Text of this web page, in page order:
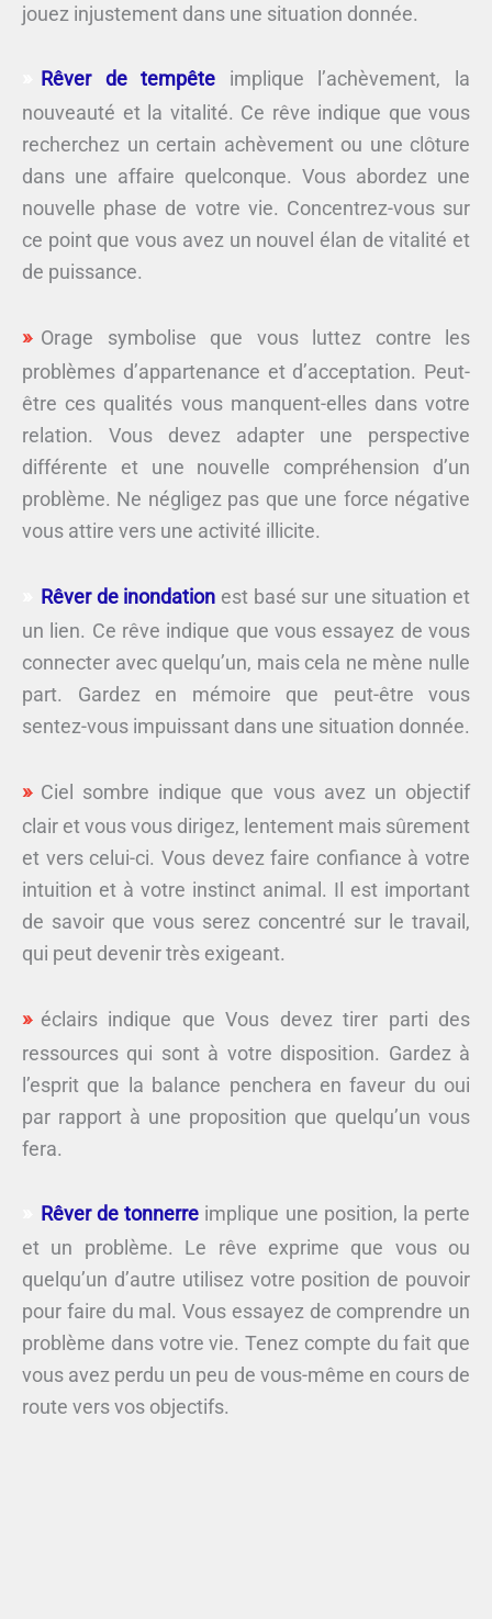
jouez injustement dans une situation donnée.
Rêver de tempête implique l’achèvement, la
nouveauté et la vitalité. Ce rêve indique que vous
recherchez un certain achèvement ou une clôture
dans une affaire quelconque. Vous abordez une
nouvelle phase de votre vie. Concentrez-vous sur
ce point que vous avez un nouvel élan de vitalité et
de puissance.
Orage symbolise que vous luttez contre les
problèmes d’appartenance et d’acceptation. Peut-
être ces qualités vous manquent-elles dans votre
relation. Vous devez adapter une perspective
différente et une nouvelle compréhension d’un
problème. Ne négligez pas que une force négative
vous attire vers une activité illicite.
Rêver de inondation est basé sur une situation et
un lien. Ce rêve indique que vous essayez de vous
connecter avec quelqu’un, mais cela ne mène nulle
part. Gardez en mémoire que peut-être vous
sentez-vous impuissant dans une situation donnée.
Ciel sombre indique que vous avez un objectif
clair et vous vous dirigez, lentement mais sûrement
et vers celui-ci. Vous devez faire confiance à votre
intuition et à votre instinct animal. Il est important
de savoir que vous serez concentré sur le travail,
qui peut devenir très exigeant.
éclairs indique que Vous devez tirer parti des
ressources qui sont à votre disposition. Gardez à
l’esprit que la balance penchera en faveur du oui
par rapport à une proposition que quelqu’un vous
fera.
Rêver de tonnerre implique une position, la perte
et un problème. Le rêve exprime que vous ou
quelqu’un d’autre utilisez votre position de pouvoir
pour faire du mal. Vous essayez de comprendre un
problème dans votre vie. Tenez compte du fait que
vous avez perdu un peu de vous-même en cours de
route vers vos objectifs.